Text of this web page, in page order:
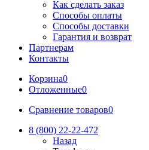
Как сделать заказ
Способы оплаты
Способы доставки
Гарантия и возврат
Партнерам
Контакты
Корзина0
Отложенные0
Сравнение товаров0
8 (800) 22-22-472
Назад